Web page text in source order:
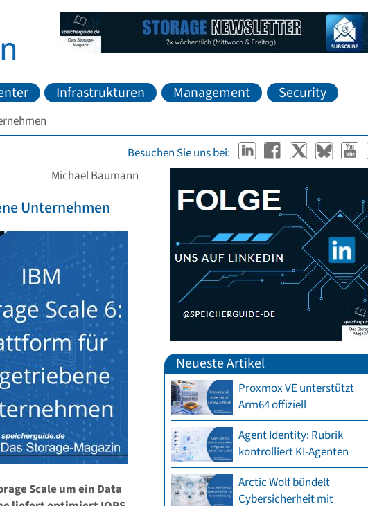
Infrastrukturen Management Security
Besuchen Sie uns bei:
Michael Baumann
Unternehmen
Scale um ein Data
Neueste Artikel
Proxmox VE unterstützt
Arm64 offiziell
Agent Identity: Rubrik
kontrolliert KI-Agenten
Arctic Wolf bündelt
Cybersicherheit mit